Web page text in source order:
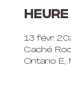
13 févr.
Caché
Ontario E,